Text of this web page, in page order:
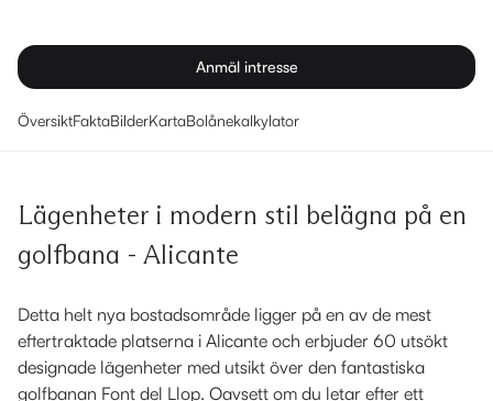
Anmäl intresse
ÖversiktFaktaBilderKartaBolånekalkylator
Lägenheter i modern stil belägna på en
golfbana - Alicante
Detta helt nya bostadsområde ligger på en av de mest
eftertraktade platserna i Alicante och erbjuder 60 utsökt
designade lägenheter med utsikt över den fantastiska
golfbanan Font del Llop. Oavsett om du letar efter ett